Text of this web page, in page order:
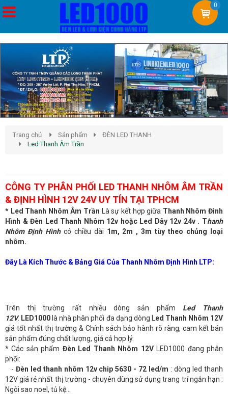
0
Trang chủ Sản phẩm
ĐÈN LED THANH
Led Thanh Âm Trần
CÔNG TY PHÂN PHỐI LED THANH NHÔM ÂM TRẦN
& ĐỊNH HÌNH 12V 24V UY TÍN TẠI TPHCM
* Led Thanh Nhôm Âm Trần Là sự kết hợp giữa Thanh Nhôm Đình
Hình &Đèn Led Thanh Nhôm 12v hoặc Led Dây 12v 24v . Thanh
Nhôm Định Hình có chiều dài 1m, 2m , 3m tùy theo chủng loại
nhôm.
Đây Là Kích Thước & Bảng Giá Của Thanh Nhôm Định Hình LTP:
Trên thị trường rất nhiều dòng sản phẩm Led Thanh
12V. LED1000 là nhà phân phối đa dạng dòng L ed Thanh Nhôm 12V
giá tốt nhất thị trường & Chính sách bảo hành rõ ràng, cam kết bán
sản phẩm đúng chất lượng, giá cả hợp lý.
* Các sản phẩm Đèn Led Thanh Nhôm 12VLED1000 đang phân
phối:
- Đèn led thanh nhôm 12v chip 5630 - 72 led/m : dòng led thanh
12V giá rẻ nhất thị trường - chuyên dùng sử dụng trang trí ngắn hạn :
Ngôi sao noel, tủ kệ...